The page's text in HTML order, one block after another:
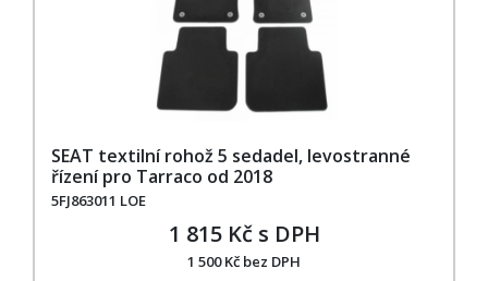
SEAT textilní rohož 5 sedadel, levostranné
řízení pro Tarraco od 2018
5FJ863011 LOE
1 815 Kč s DPH
1 500 Kč bez DPH